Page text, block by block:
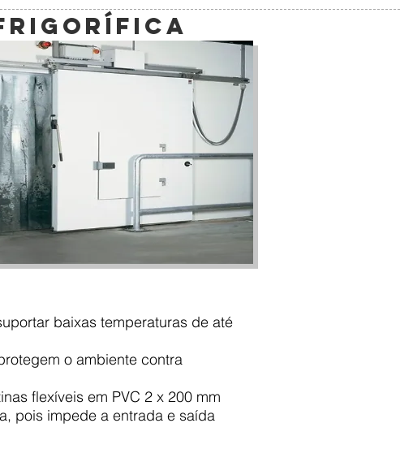
baixas temperaturas de até
o ambiente contra
flexíveis em PVC 2 x 200 mm
pois impede a entrada e saída